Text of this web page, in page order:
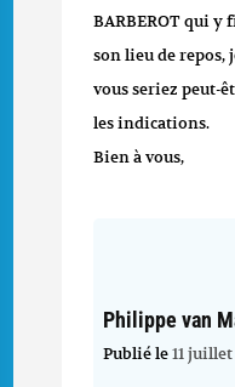
BARBEROT qui y
son lieu de repos,
vous seriez peut-
les indications.
Bien à vous,
Philippe van
Publié le11 juillet